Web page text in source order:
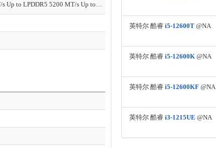
Up to DDR5 4800 MT/s Up to DDR4 3200 MT/s Up to LPDDR5 5200 MT/s Up to LPDDR4x 4267 MT/s
英特尔 酷睿 i5-12600T@NA
英特尔 酷睿 i5-12600K@NA
英特尔 酷睿 i5-12600KF@NA
英特尔 酷睿 i3-1215UE @NA